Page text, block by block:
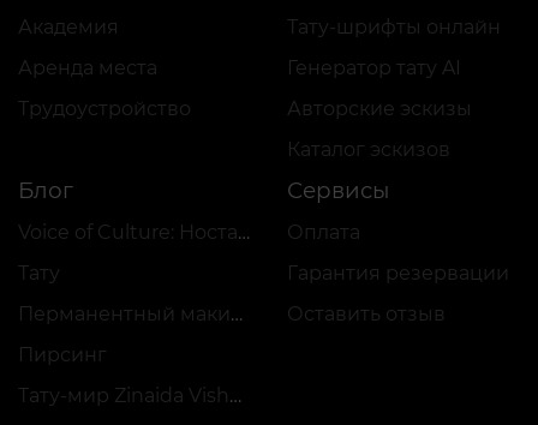
Академия
Аренда места
Трудоустройство
Тату-шрифты онлайн
Генератор тату AI
Авторские эскизы
Каталог эскизов
Блог
Voice of Culture: Ностальгия по 2000-м
Тату
Перманентный макияж
Пирсинг
Тату-мир Zinaida Vishenka
Сервисы
Оплата
Гарантия резервации
Оставить отзыв